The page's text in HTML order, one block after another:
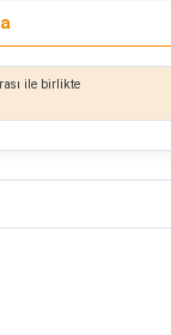
ile birlikte